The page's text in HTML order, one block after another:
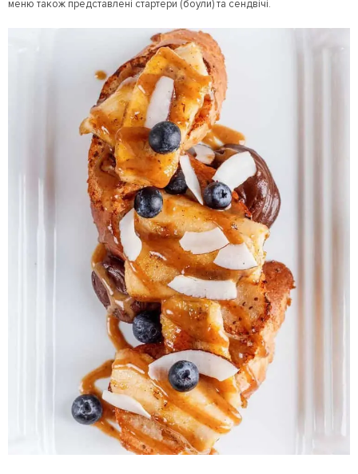
меню також представлені стартери (боули) та сендвічі.